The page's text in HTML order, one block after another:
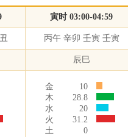
寅时 03:00-04:59
丙午 辛卯 壬寅 壬寅
辰巳
金
10
木
28.8
水
20
火
31.2
土
0